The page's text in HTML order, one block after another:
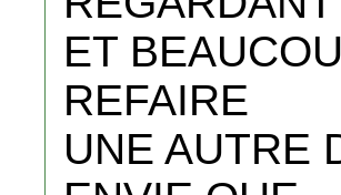
ET
REFAIRE
UNE AUTRE